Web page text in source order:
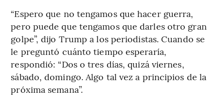
“Espero que no tengamos que hacer guerra,
pero puede que tengamos que darles otro gran
golpe”, dijo Trump a los periodistas. Cuando se
le preguntó cuánto tiempo esperaría,
respondió: “Dos o tres días, quizá viernes,
sábado, domingo. Algo tal vez a principios de la
próxima semana”.